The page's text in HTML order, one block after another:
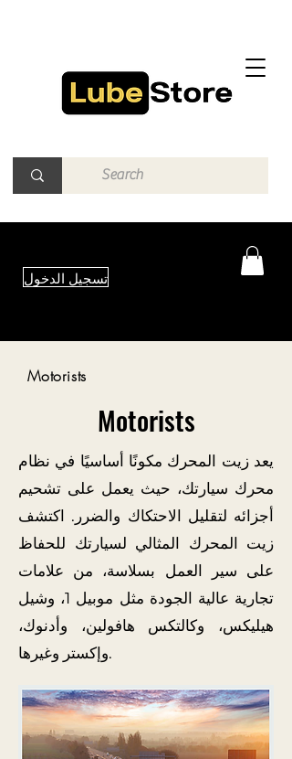
تسجيل الدخول
Motorists
Motorists
يعد زيت المحرك مكونًا أساسيًا في نظام
محرك سيارتك، حيث يعمل على تشحيم
أجزائه لتقليل الاحتكاك والضرر. اكتشف
زيت المحرك المثالي لسيارتك للحفاظ
على سير العمل بسلاسة، من علامات
تجارية عالية الجودة مثل موبيل 1، وشيل
هيليكس، وكالتكس هافولين، وأدنوك،
وإكستر وغيرها.